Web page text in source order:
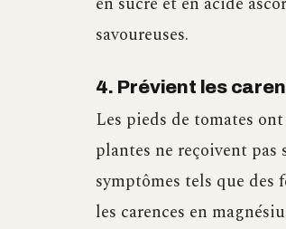
savoureuses.
4. Prévient les
Les pieds de tomates
plantes ne reçoivent
symptômes tels que des
les carences en